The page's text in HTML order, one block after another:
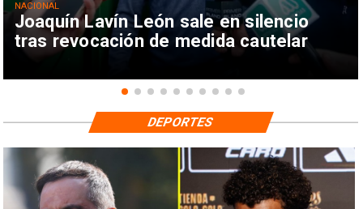
Joaquín Lavín León sale en silencio
tras revocación de medida cautelar
NACIONAL
DEPORTES